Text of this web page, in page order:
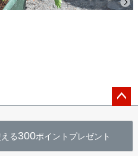
へ
る300ポイントプレゼント